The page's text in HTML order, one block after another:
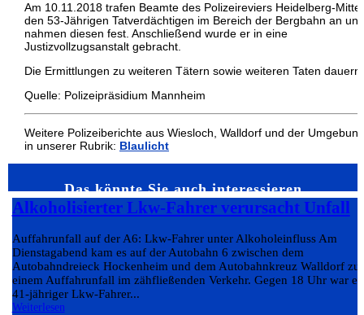
Am 10.11.2018 trafen Beamte des Polizeireviers Heidelberg-Mitte
den 53-Jährigen Tatverdächtigen im Bereich der Bergbahn an und
nahmen diesen fest. Anschließend wurde er in eine
Justizvollzugsanstalt gebracht.
Die Ermittlungen zu weiteren Tätern sowie weiteren Taten dauern
Quelle: Polizeipräsidium Mannheim
Weitere Polizeiberichte aus Wiesloch, Walldorf und der Umgebung
in unserer Rubrik: Blaulicht
Das könnte Sie auch interessieren…
Alkoholisierter Lkw-Fahrer verursacht Unfall
Auffahrunfall auf der A6: Lkw-Fahrer unter Alkoholeinfluss Am
Dienstagabend kam es auf der Autobahn 6 zwischen dem
Autobahndreieck Hockenheim und dem Autobahnkreuz Walldorf zu
einem Auffahrunfall im zähfließenden Verkehr. Gegen 18 Uhr war
41-jähriger Lkw-Fahrer...
Weiterlesen